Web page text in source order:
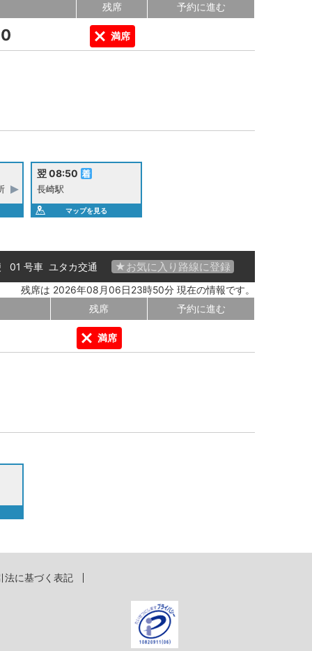
残席 予約に進む
満席
翌 08:50
長崎駅
マップを見る
★お気に入り路線に登録
01 号車 ユタカ交通
残席は 2026年08月06日23時50分 現在の情報です。
残席 予約に進む
満席
法に基づく表記